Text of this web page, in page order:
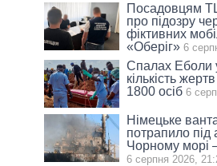
Посадовцям
про підозру
фіктивних
«Оберіг» 6
Спалах Еболи
кількість
1800 осіб 6
Німецьке
потрапило під
Чорному морі
6 серпня 2026,